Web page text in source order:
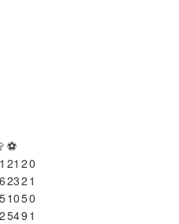
⚽
21 20
232 1
1050
549 1